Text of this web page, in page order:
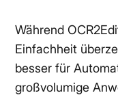
Während
Einfachheit
besser für
großvolumige